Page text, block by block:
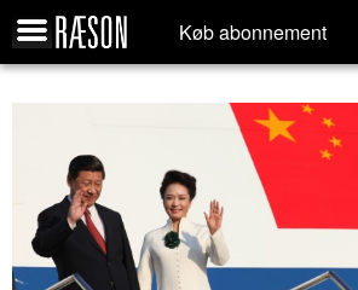
Køb abonnement